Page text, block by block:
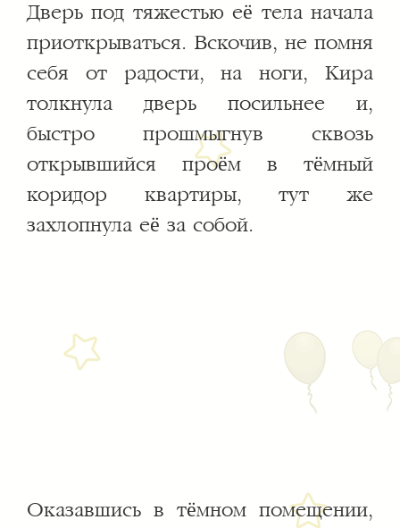
Дверь под тяжестью её тела начала
приоткрываться. Вскочив, не помня
себя от радости, на ноги, Кира
толкнула дверь посильнее и,
быстро прошмыгнув сквозь
открывшийся проём в тёмный
коридор квартиры, тут же
захлопнула её за собой.
Оказавшись в тёмном помещении,